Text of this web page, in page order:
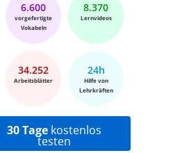
6.600
vorgefertigte
Vokabeln
8.370
Lernvideos
34.252
Arbeitsblätter
24h
Hilfe von
Lehrkräften
30 Tage kostenlos
testen